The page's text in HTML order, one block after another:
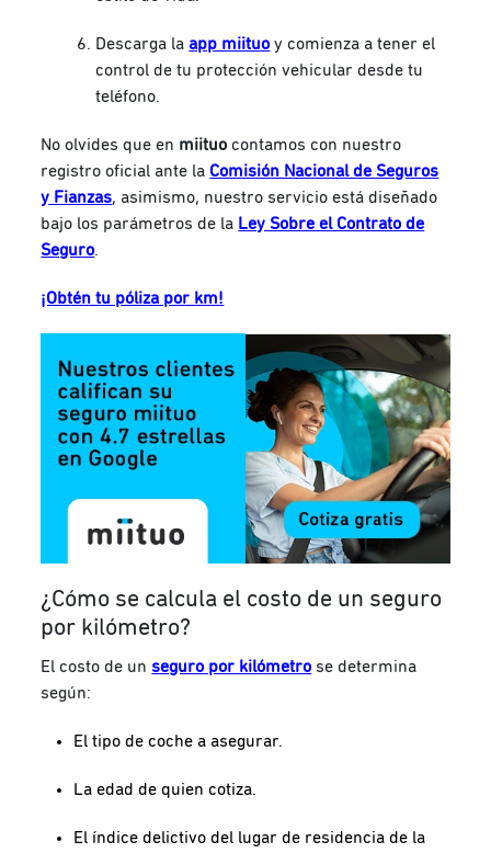
Descarga la app miituo y comienza a tener el
control de tu protección vehicular desde tu
teléfono.
No olvides que en miituo contamos con nuestro
registro oficial ante la Comisión Nacional de Seguros
y Fianzas, asimismo, nuestro servicio está diseñado
bajo los parámetros de la Ley Sobre el Contrato de
Seguro.
¡Obtén tu póliza por km!
¿Cómo se calcula el costo de un seguro
por kilómetro?
El costo de un seguro por kilómetro se determina
según:
El tipo de coche a asegurar.
La edad de quien cotiza.
El índice delictivo del lugar de residencia de la